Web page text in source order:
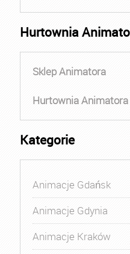
Hurtownia
Sklep Animatora
Hurtownia Animatora
Kategorie
Animacje Gdańsk
Animacje Gdynia
Animacje Kraków